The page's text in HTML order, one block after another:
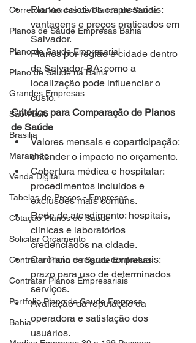
Corretora Vendas de Planos de Saude
Planos de Saude Empresas Bahia
Plano de Saude Empresarial
Plano de Saude na Bahia
Grandes Empresas
São Paulo
Brasilia
Maranhão
Venda Digital
Tabelas de Preços - Empresas
Cotação Planos de Saude
Solicitar Orçamento
Contratar Plano de Saude Empresas
Contratar Planos Empresariais
Portfolio Plano de Saude Empresa
Bahia
Planos coletivos empresariais:
vantagens e preços praticados em
Salvador.
Planos por região e cidade dentro
de Salvador-BA: como a
localização pode influenciar o
custo.
Critérios para Comparação de Planos
de Saúde
Valores mensais e coparticipação:
entender o impacto no orçamento.
Cobertura médica e hospitalar:
procedimentos incluídos e
exclusões mais comuns.
Rede de atendimento: hospitais,
clínicas e laboratórios
credenciados na cidade.
Carência e regras contratuais:
prazo para uso de determinados
serviços.
Avaliação da reputação da
operadora e satisfação dos
usuários.